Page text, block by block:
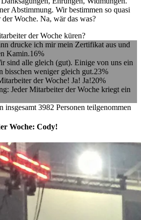
Abstimmung. Wir bestimmen so quasi
Woche. Na, wär das was?
der Woche küren?
drucke ich mir mein Zertifikat aus und
Kamin.16%
sind alle gleich (gut). Einige von uns ein
bisschen weniger gleich gut.23%
der Woche! Ja! Ja!20%
Jeder Mitarbeiter der Woche kriegt ein
insgesamt 3982 Personen teilgenommen
Woche: Cody!